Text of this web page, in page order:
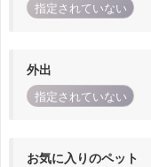
指定されていない
外出
指定されていない
お気に入りのペット